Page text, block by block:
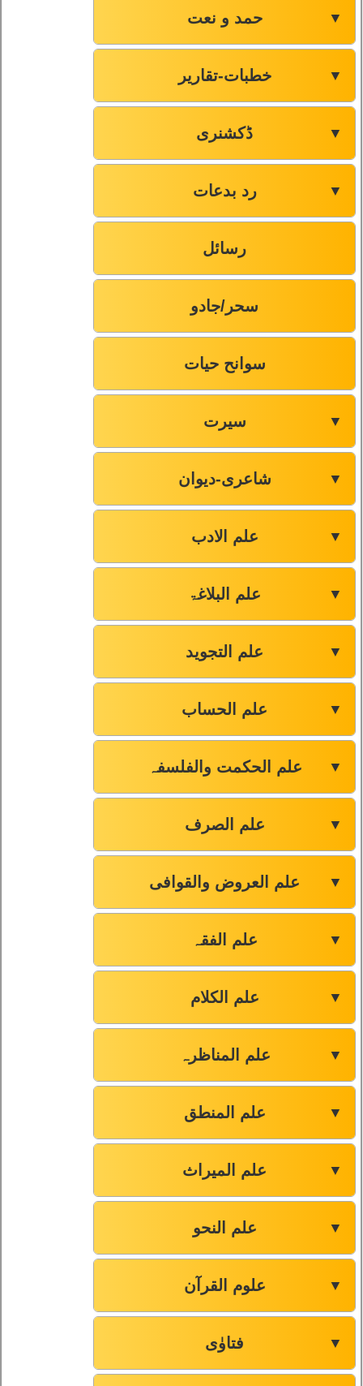
حمد و نعت ▼
خطبات-تقاریر ▼
ڈکشنری ▼
رد بدعات ▼
رسائل
سحر/جادو
سوانح حیات
سیرت ▼
شاعری-دیوان ▼
علم الادب ▼
علم البلاغۃ ▼
علم التجوید ▼
علم الحساب ▼
علم الحکمت والفلسفہ ▼
علم الصرف ▼
علم العروض والقوافی ▼
علم الفقہ ▼
علم الکلام ▼
علم المناظرہ ▼
علم المنطق ▼
علم المیراث ▼
علم النحو ▼
علوم القرآن ▼
فتاوٰی ▼